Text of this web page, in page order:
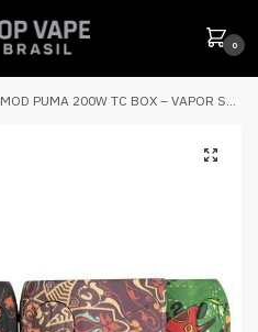
0
MOD PUMA 200W TC BOX – VAPOR STORM